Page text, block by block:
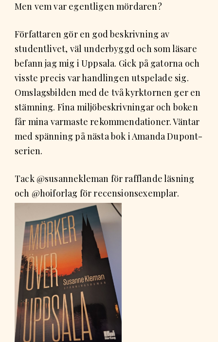
Men vem var egentligen mördaren?
Författaren gör en god beskrivning av
studentlivet, väl underbyggd och som läsare
befann jag mig i Uppsala. Gick på gatorna och
visste precis var handlingen utspelade sig.
Omslagsbilden med de två kyrktornen ger en
stämning. Fina miljöbeskrivningar och boken
får mina varmaste rekommendationer. Väntar
med spänning på nästa bok i Amanda Dupont-
serien.
Tack @susannekleman för rafflande läsning
och @hoiforlag för recensionsexemplar.